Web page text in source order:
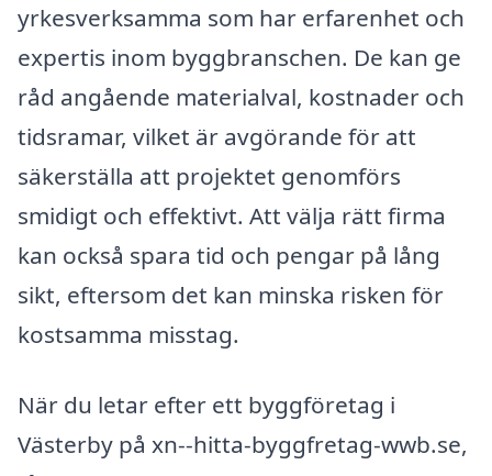
yrkesverksamma som har erfarenhet och
expertis inom byggbranschen. De kan ge
råd angående materialval, kostnader och
tidsramar, vilket är avgörande för att
säkerställa att projektet genomförs
smidigt och effektivt. Att välja rätt firma
kan också spara tid och pengar på lång
sikt, eftersom det kan minska risken för
kostsamma misstag.
När du letar efter ett byggföretag i
Västerby på xn--hitta-byggfretag-wwb.se,